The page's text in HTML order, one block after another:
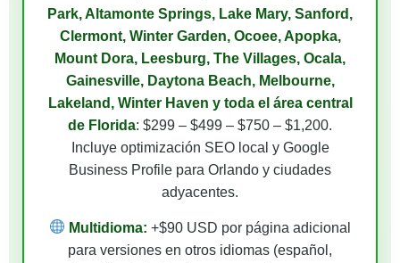
Park, Altamonte Springs, Lake Mary, Sanford,
Clermont, Winter Garden, Ocoee, Apopka,
Mount Dora, Leesburg, The Villages, Ocala,
Gainesville, Daytona Beach, Melbourne,
Lakeland, Winter Haven y toda el área central
de Florida: $299 – $499 – $750 – $1,200.
Incluye optimización SEO local y Google
Business Profile para Orlando y ciudades
adyacentes.
Multidioma: +$90 USD por página adicional
para versiones en otros idiomas (español,